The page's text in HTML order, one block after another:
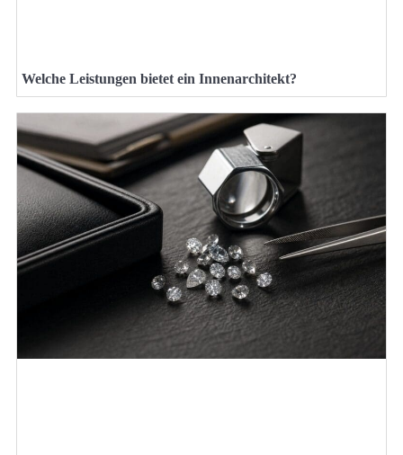
Welche Leistungen bietet ein Innenarchitekt?